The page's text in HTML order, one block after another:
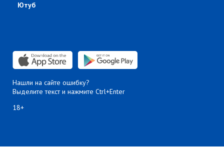
Ютуб
Нашли на сайте ошибку?
Выделите текст и нажмите Ctrl+Enter
18+